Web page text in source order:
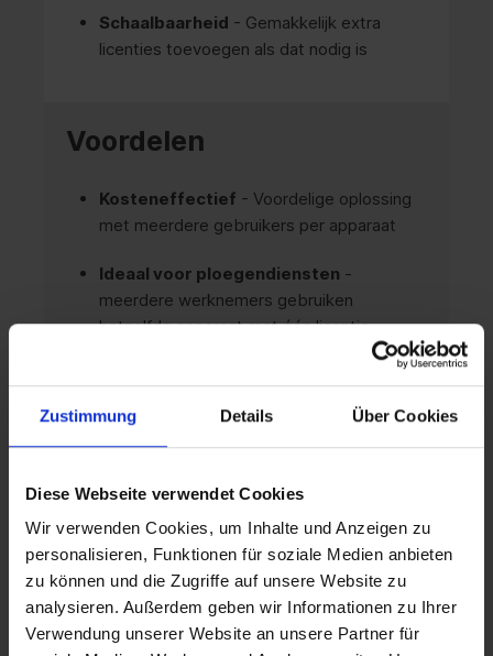
Zustimmung Details Über Cookies
Diese Webseite verwendet Cookies
Wir verwenden Cookies, um Inhalte und Anzeigen zu
personalisieren, Funktionen für soziale Medien anbieten
zu können und die Zugriffe auf unsere Website zu
analysieren. Außerdem geben wir Informationen zu Ihrer
Verwendung unserer Website an unsere Partner für
Schaalbaarheid - Gemakkelijk extra
licenties toevoegen als dat nodig is
Voordelen
Kosteneffectief - Voordelige oplossing
met meerdere gebruikers per apparaat
Ideaal voor ploegendiensten -
meerdere werknemers gebruiken
hetzelfde apparaat met één licentie
- Volledige naleving
Eenvoudige planning- Duidelijke
apparaat
VISIO 2019 PROFESSIONAL-FUNCTIES
Flexibel gebruik - elk apparaat met